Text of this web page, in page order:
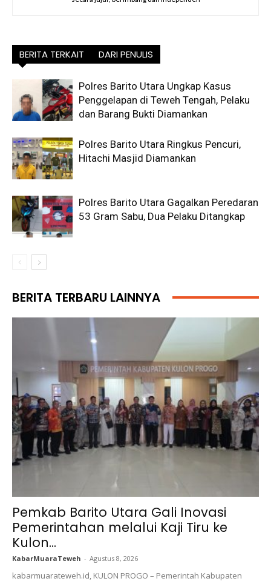
BERITA TERKAIT DARI PENULIS
Polres Barito Utara Ungkap Kasus
Penggelapan di Teweh Tengah, Pelaku
dan Barang Bukti Diamankan
Polres Barito Utara Ringkus Pencuri,
Hitachi Masjid Diamankan
Polres Barito Utara Gagalkan Peredaran
53 Gram Sabu, Dua Pelaku Ditangkap
BERITA TERBARU LAINNYA
Pemkab Barito Utara Gali Inovasi
Pemerintahan melalui Kaji Tiru ke
Kulon...
KabarMuaraTeweh - Agustus 8, 2026
kabarmuarateweh.id, KULON PROGO – Pemerintah Kabupaten